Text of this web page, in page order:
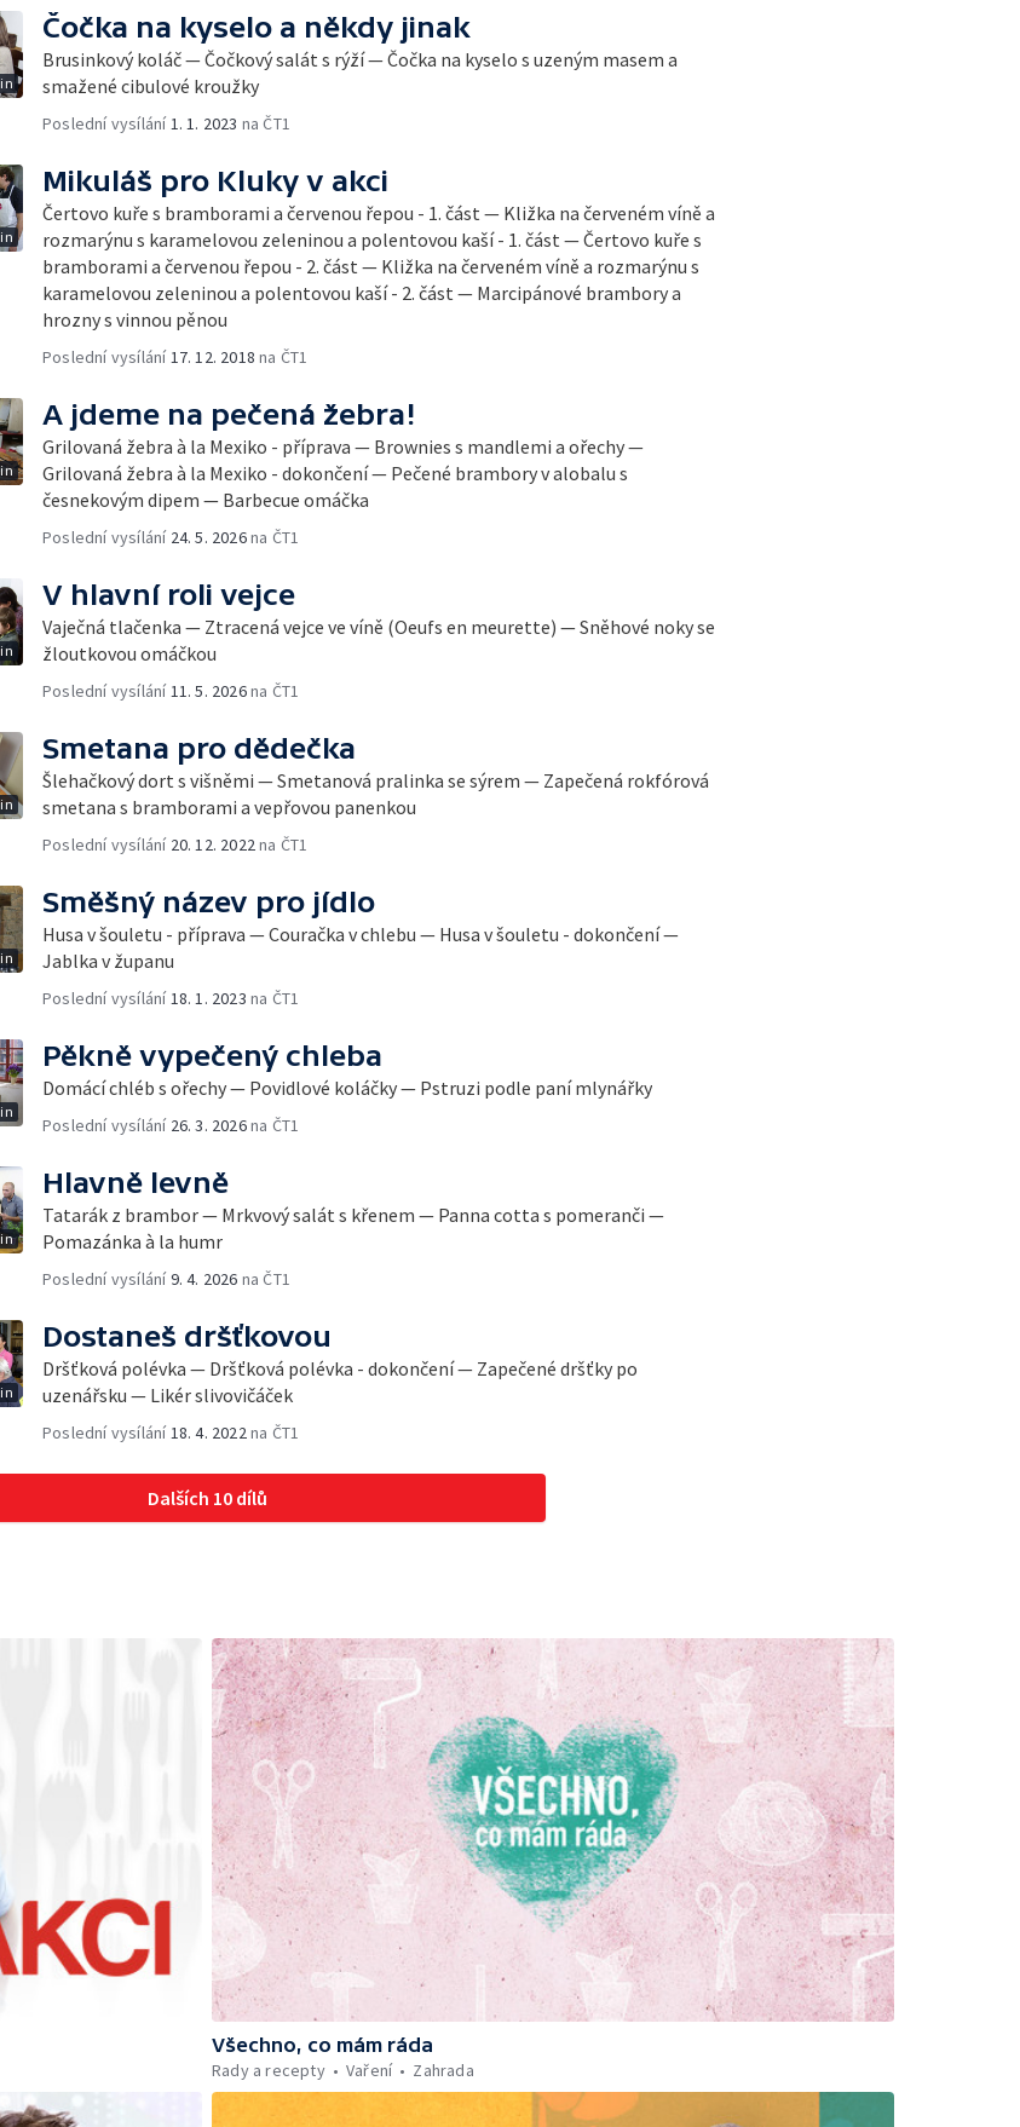
Čočka na kyselo a někdy jinak
Brusinkový koláč — Čočkový salát s rýží — Čočka na kyselo s uzeným masem a
smažené cibulové kroužky
Poslední vysílání1. 1. 2023 na ČT1
Mikuláš pro Kluky v akci
Čertovo kuře s bramborami a červenou řepou - 1. část — Kližka na červeném víně a
rozmarýnu s karamelovou zeleninou a polentovou kaší - 1. část — Čertovo kuře s
bramborami a červenou řepou - 2. část — Kližka na červeném víně a rozmarýnu s
karamelovou zeleninou a polentovou kaší - 2. část — Marcipánové brambory a
hrozny s vinnou pěnou
Poslední vysílání17. 12. 2018 na ČT1
A jdeme na pečená žebra!
Grilovaná žebra à la Mexiko - příprava — Brownies s mandlemi a ořechy —
Grilovaná žebra à la Mexiko - dokončení — Pečené brambory v alobalu s
česnekovým dipem — Barbecue omáčka
Poslední vysílání 24. 5. 2026na ČT1
V hlavní roli vejce
Vaječná tlačenka — Ztracená vejce ve víně (Oeufs en meurette) — Sněhové noky se
žloutkovou omáčkou
Poslední vysílání11. 5. 2026na ČT1
Smetana pro dědečka
Šlehačkový dort s višněmi — Smetanová pralinka se sýrem — Zapečená rokfórová
smetana s bramborami a vepřovou panenkou
Poslední vysílání 20. 12. 2022na ČT1
Směšný název pro jídlo
Husa v šouletu - příprava — Couračka v chlebu — Husa v šouletu - dokončení —
Jablka v županu
Poslední vysílání18. 1. 2023 na ČT1
Pěkně vypečený chleba
Domácí chléb s ořechy — Povidlové koláčky — Pstruzi podle paní mlynářky
Poslední vysílání 26. 3. 2026na ČT1
Hlavně levně
Tatarák z brambor — Mrkvový salát s křenem — Panna cotta s pomeranči —
Pomazánka à la humr
Poslední vysílání9. 4. 2026 na ČT1
Dostaneš dršťkovou
Dršťková polévka — Dršťková polévka - dokončení — Zapečené dršťky po
uzenářsku — Likér slivovičáček
Poslední vysílání18. 4. 2022na ČT1
Dalších 10 dílů
Všechno, co mám ráda
Rady a recepty
Vaření Zahrada